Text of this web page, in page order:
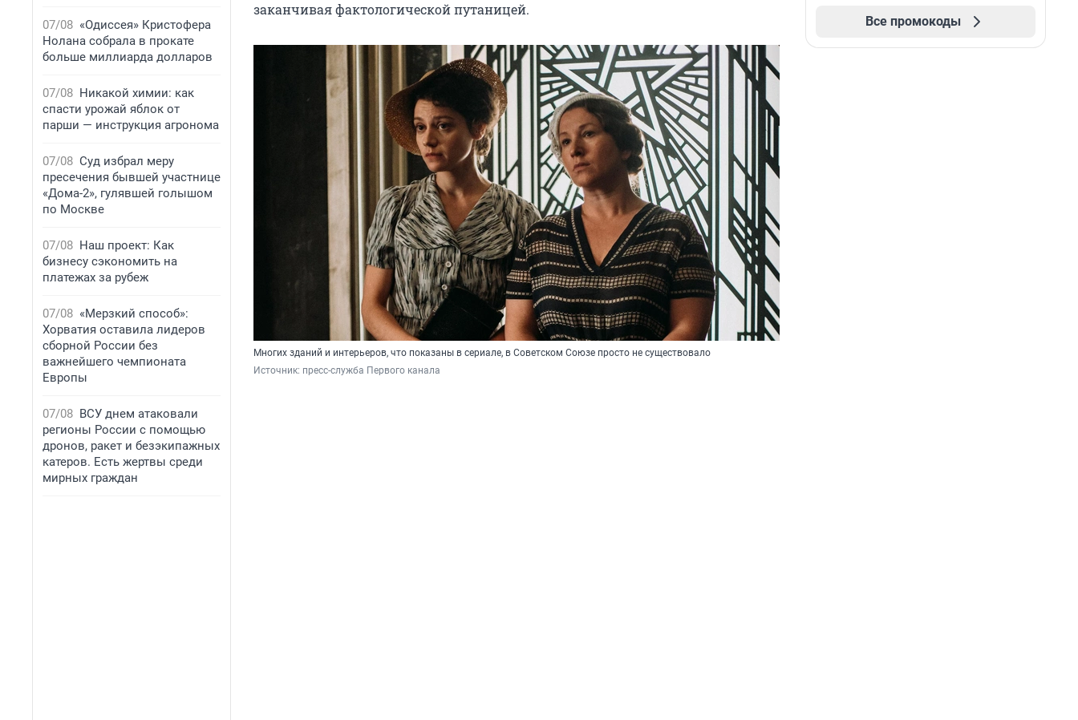
07/08 «Одиссея» Кристофера
Нолана собрала в прокате
больше миллиарда долларов
07/08 Никакой химии: как
спасти урожай яблок от
парши — инструкция агронома
07/08 Суд избрал меру
пресечения бывшей участнице
«Дома-2», гулявшей голышом
по Москве
07/08 Наш проект: Как
бизнесу сэкономить на
платежах за рубеж
07/08 «Мерзкий способ»:
Хорватия оставила лидеров
сборной России без
важнейшего чемпионата
Европы
07/08 ВСУ днем атаковали
регионы России с помощью
дронов, ракет и безэкипажных
катеров. Есть жертвы среди
мирных граждан
заканчивая фактологической путаницей.
Многих зданий и интерьеров, что показаны в сериале, в Советском Союзе просто не существовало
Источник: пресс-служба Первого канала
Все промокоды